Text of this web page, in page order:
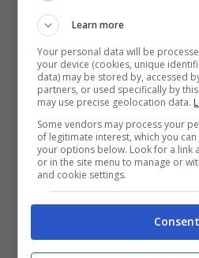
condividere con tutte e
abbiate cura dei vostri
degli anziani. Non vi
Learn more
Your personal data will be
your device (cookies, unique
data) may be stored by, accessed
partners, or used specifically by
may use precise geolocation data.
Some vendors may process your
of legitimate interest, which you
your options below. Look for a link
or in the site menu to manage or
and cookie settings.
Consent